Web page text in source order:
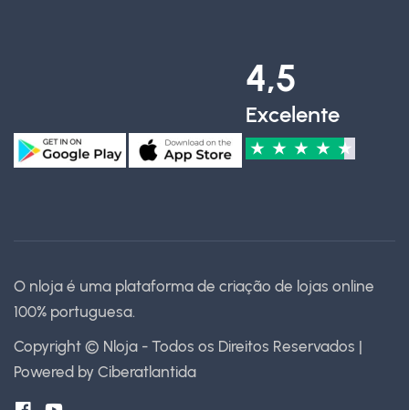
4,5
Excelente
★ ★ ★ ★ ★
O nloja é uma plataforma de criação de lojas online
100% portuguesa.
Copyright © Nloja - Todos os Direitos Reservados |
Powered by Ciberatlantida